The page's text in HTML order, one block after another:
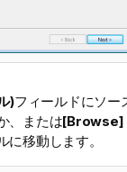
)フィールドにソー
、または[Browse]
に移動します。